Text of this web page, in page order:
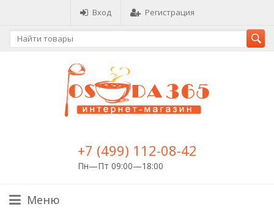
Вход Регистрация
+7 (499) 112-08-42
Пн—Пт 09:00—18:00
Меню